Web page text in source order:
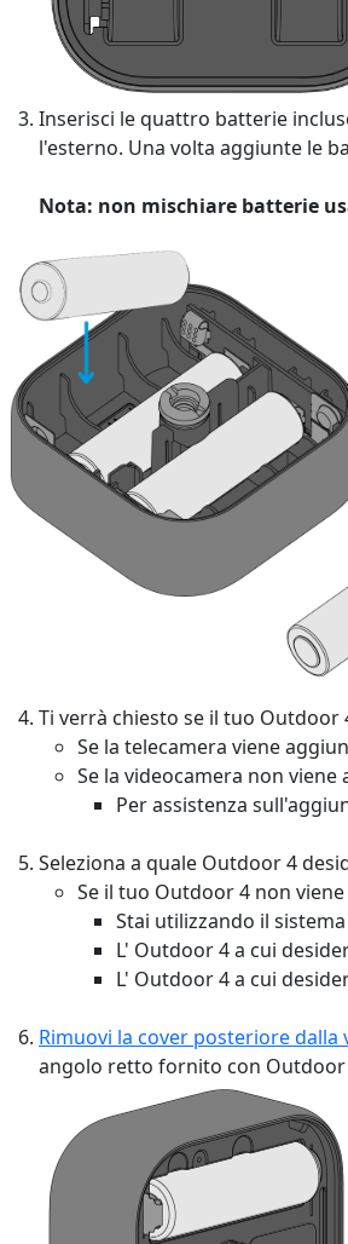
Inserisci le quattro batterie
l'esterno. Una volta aggiunte le
Nota: non mischiare batterie
Ti verrà chiesto se il tuo
Se la telecamera viene
Se la videocamera non viene
Per assistenza
Seleziona a quale Outdoor 4
Se il tuo Outdoor 4 non
Stai utilizzando il
L' Outdoor 4 a cui
L' Outdoor 4 a cui
Rimuovi la cover posteriore
angolo retto fornito con Outdoor